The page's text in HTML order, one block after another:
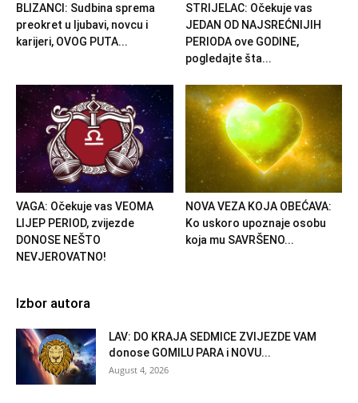
BLIZANCI: Sudbina sprema
preokret u ljubavi, novcu i
karijeri, OVOG PUTA...
STRIJELAC: Očekuje vas
JEDAN OD NAJSREĆNIJIH
PERIODA ove GODINE,
pogledajte šta...
VAGA: Očekuje vas VEOMA
LIJEP PERIOD, zvijezde
DONOSE NEŠTO
NEVJEROVATNO!
NOVA VEZA KOJA OBEĆAVA:
Ko uskoro upoznaje osobu
koja mu SAVRŠENO...
Izbor autora
LAV: DO KRAJA SEDMICE ZVIJEZDE VAM
donose GOMILU PARA i NOVU...
August 4, 2026